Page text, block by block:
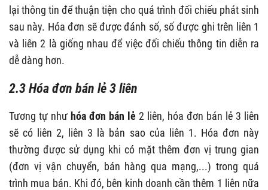
lại thông tin để thuận tiện cho quá trình đối chiếu phát sinh
sau này. Hóa đơn sẽ được đánh số, số được ghi trên liên 1
và liên 2 là giống nhau để việc đối chiếu thông tin diễn ra
dễ dàng hơn.
2.3 Hóa đơn bán lẻ 3 liên
Tương tự như hóa đơn bán lẻ 2 liên, hóa đơn bán lẻ 3 liên
sẽ có liên 2, liên 3 là bản sao của liên 1. Hóa đơn này
thường được sử dụng khi có mặt thêm đơn vị trung gian
(đơn vị vận chuyển, bán hàng qua mạng,...) trong quá
trình mua bán. Khi đó, bên kinh doanh cần thêm 1 liên nữa